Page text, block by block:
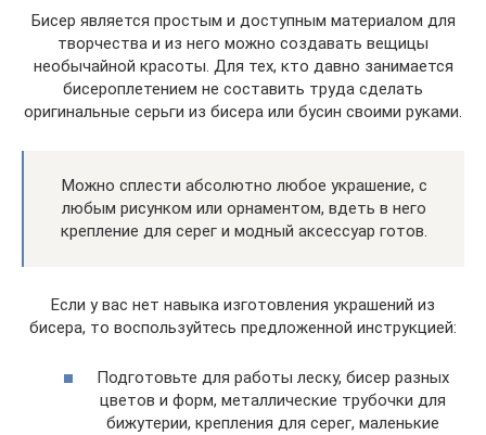
Бисер является простым и доступным материалом для
творчества и из него можно создавать вещицы
необычайной красоты. Для тех, кто давно занимается
бисероплетением не составить труда сделать
оригинальные серьги из бисера или бусин своими руками.
Можно сплести абсолютно любое украшение, с
любым рисунком или орнаментом, вдеть в него
крепление для серег и модный аксессуар готов.
Если у вас нет навыка изготовления украшений из
бисера, то воспользуйтесь предложенной инструкцией:
Подготовьте для работы леску, бисер разных
цветов и форм, металлические трубочки для
бижутерии, крепления для серег, маленькие